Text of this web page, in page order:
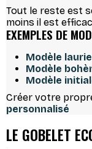
Tout le reste est
moins il est
EXEMPLES DE
Modèle
Modèle
Modèle
Créer votre
personnalisé
LE GOBELET